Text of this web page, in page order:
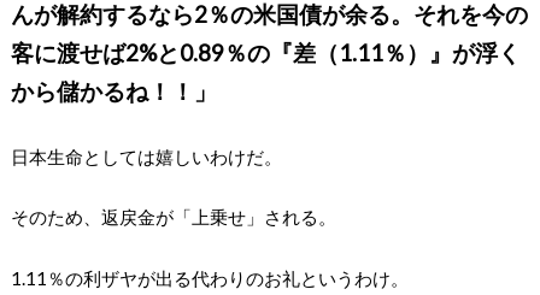
んが解約するなら2％の米国債が余る。それを今の
客に渡せば2%と0.89％の『差（1.11％）』が浮く
から儲かるね！！」
日本生命としては嬉しいわけだ。
そのため、返戻金が「上乗せ」される。
1.11％の利ザヤが出る代わりのお礼というわけ。